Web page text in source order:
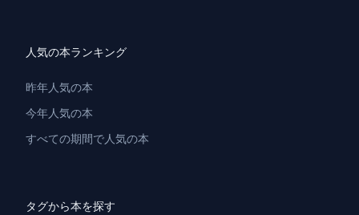
人気の本ランキング
昨年人気の本
今年人気の本
すべての期間で人気の本
タグから本を探す